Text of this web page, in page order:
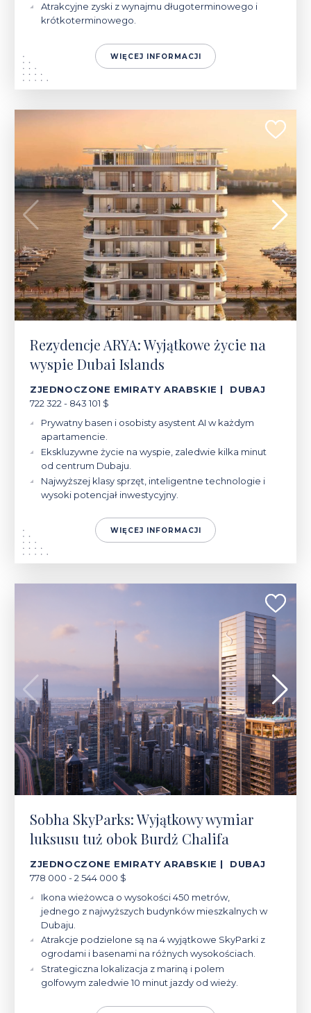
Atrakcyjne zyski z wynajmu długoterminowego i
krótkoterminowego.
WIĘCEJ INFORMACJI
Rezydencje ARYA: Wyjątkowe życie na
wyspie Dubai Islands
ZJEDNOCZONE EMIRATY ARABSKIE | DUBAJ
722 322 - 843 101 $
Prywatny basen i osobisty asystent AI w każdym
apartamencie.
Ekskluzywne życie na wyspie, zaledwie kilka minut
od centrum Dubaju.
Najwyższej klasy sprzęt, inteligentne technologie i
wysoki potencjał inwestycyjny.
WIĘCEJ INFORMACJI
Sobha SkyParks: Wyjątkowy wymiar
luksusu tuż obok Burdż Chalifa
ZJEDNOCZONE EMIRATY ARABSKIE | DUBAJ
778 000 - 2 544 000 $
Ikona wieżowca o wysokości 450 metrów,
jednego z najwyższych budynków mieszkalnych w
Dubaju.
Atrakcje podzielone są na 4 wyjątkowe SkyParki z
ogrodami i basenami na różnych wysokościach.
Strategiczna lokalizacja z mariną i polem
golfowym zaledwie 10 minut jazdy od wieży.